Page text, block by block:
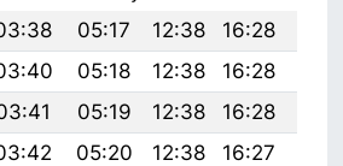
05:17 12:38 16:28
05:18 12:38 16:28
05:19 12:38 16:28
05:20 12:38 16:27